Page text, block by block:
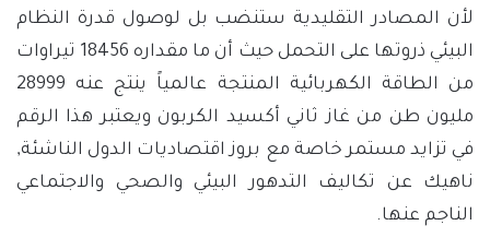
لأن المصادر التقليدية ستنضب بل لوصول قدرة النظام
البيئي ذروتها على التحمل حيث أن ما مقداره 18456 تيراوات
من الطاقة الكهربائية المنتجة عالمياً ينتج عنه 28999
مليون طن من غاز ثاني أكسيد الكربون ويعتبر هذا الرقم
في تزايد مستمر خاصة مع بروز اقتصاديات الدول الناشئة,
ناهيك عن تكاليف التدهور البيئي والصحي والاجتماعي
الناجم عنها.